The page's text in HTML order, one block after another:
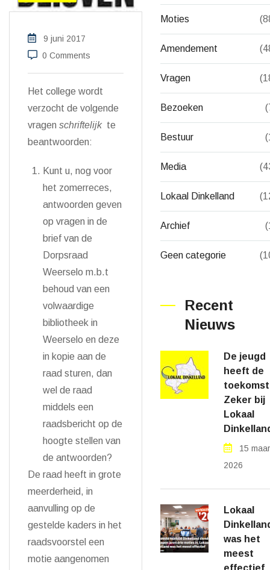
9 juni 2017
0 Comments
Het college wordt
verzocht de volgende
vragen schriftelijk te
beantwoorden:
Kunt u, nog voor
het zomerreces,
antwoorden geven
op vragen in de
brief van de
Dorpsraad
Weerselo m.b.t
behoud van een
volwaardige
bibliotheek in
Weerselo en deze
in kopie aan de
raad sturen, dan
wel de raad
middels een
raadsbericht op de
hoogte stellen van
de antwoorden?
De raad heeft in grote
meerderheid, in
aanvulling op de
gestelde kaders in het
raadsvoorstel een
motie aangenomen
Moties
Amendement
Vragen
Bezoeken
Bestuur
Media
Lokaal Dinkelland
Archief
Geen categorie
Recent
Nieuws
De jeugd
heeft de
Zeker bij
Lokaal
15
2026
Lokaal
was het
meest
effectief